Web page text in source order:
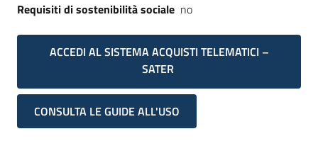
Requisiti di sostenibilità sociale no
ACCEDI AL SISTEMA ACQUISTI TELEMATICI –
SATER
CONSULTA LE GUIDE ALL'USO